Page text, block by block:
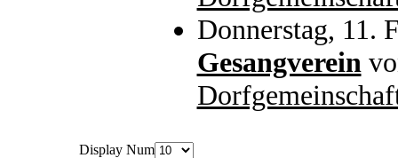
Donnerstag, 11.
Gesangverein
Display Num